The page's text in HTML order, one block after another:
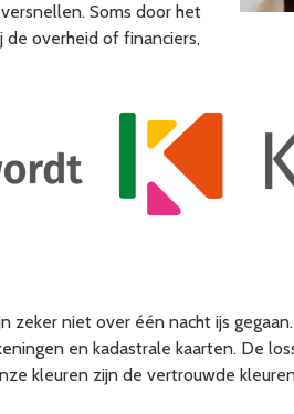
Soms door het
de overheid of financiers,
zeker niet over één nacht ijs
en kadastrale kaarten. De
kleuren zijn de vertrouwde